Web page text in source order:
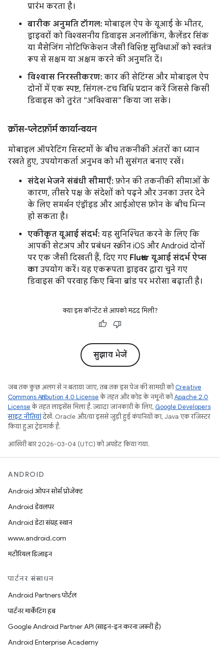
प्रारंभ करता है।
बारीक अनुमति टॉगल: मोबाइल ऐप के यूआई के भीतर,
ड्राइवरों को विश्वसनीय डिवाइस अनलॉकिंग, कैलेंडर सिंक
या मैसेजिंग नोटिफिकेशन जैसी विशिष्ट सुविधाओं को स्वतंत्र
रूप से सक्षम या अक्षम करने की अनुमति दें।
विश्वास निरस्तीकरण: कार की सेटिंग्स और मोबाइल ऐप
दोनों में एक स्पष्ट, सिंगल-टच विधि प्रदान करें जिससे किसी
डिवाइस को तुरंत "अविश्वास" किया जा सके।
क्रॉस-प्लेटफ़ॉर्म कार्यान्वयन
मोबाइल ऑपरेटिंग सिस्टमों के बीच तकनीकी अंतरों का ध्यान
रखते हुए, उपयोगकर्ता अनुभव को भी सुसंगत बनाए रखें।
संदेश भेजने संबंधी सीमाएँ: फ़ोन की तकनीकी सीमाओं के
कारण, तीसरे पक्ष के संदेशों को पढ़ने और उनका उत्तर देने
के लिए समर्थन एंड्रॉइड और आईओएस फ़ोन के बीच भिन्न
हो सकता है।
एकीकृत यूआई संदर्भ: यह सुनिश्चित करने के लिए कि
आपकी सेटअप और प्रबंधन स्क्रीन iOS और Android दोनों
पर एक जैसी दिखती हैं, दिए गए Flutter यूआई संदर्भ ऐप्स
का उपयोग करें। यह एकरूपता ड्राइवर द्वारा चुने गए
डिवाइस की परवाह किए बिना ब्रांड पर भरोसा बढ़ाती है।
क्या इस कॉन्टेंट से आपको मदद मिली?
सुझाव भेजें
जब तक कुछ अलग से न बताया जाए, तब तक इस पेज की सामग्री कोCreative
Commons Attribution 4.0 Licenseके तहत और कोड के नमूनों कोApache 2.0
Licenseके तहत लाइसेंस मिला है. ज़्यादा जानकारी के लिए,Google Developers
साइट नीतियांदेखें. Oracle और/या इससे जुड़ी हुई कंपनियों का, Java एक रजिस्टर
किया हुआ ट्रेडमार्क है.
आखिरी बार 2026-03-04 (UTC) को अपडेट किया गया.
ANDROID
Android ओपन सोर्स प्रोजेक्ट
Android डेवलपर
Android डेटा संग्रह स्थान
www.android.com
मटीरियल डिज़ाइन
पार्टनर संसाधन
Android Partners पोर्टल
पार्टनर मार्केटिंग हब
Google Android Partner API (साइन-इन करना ज़रूरी है)
Android Enterprise Academy